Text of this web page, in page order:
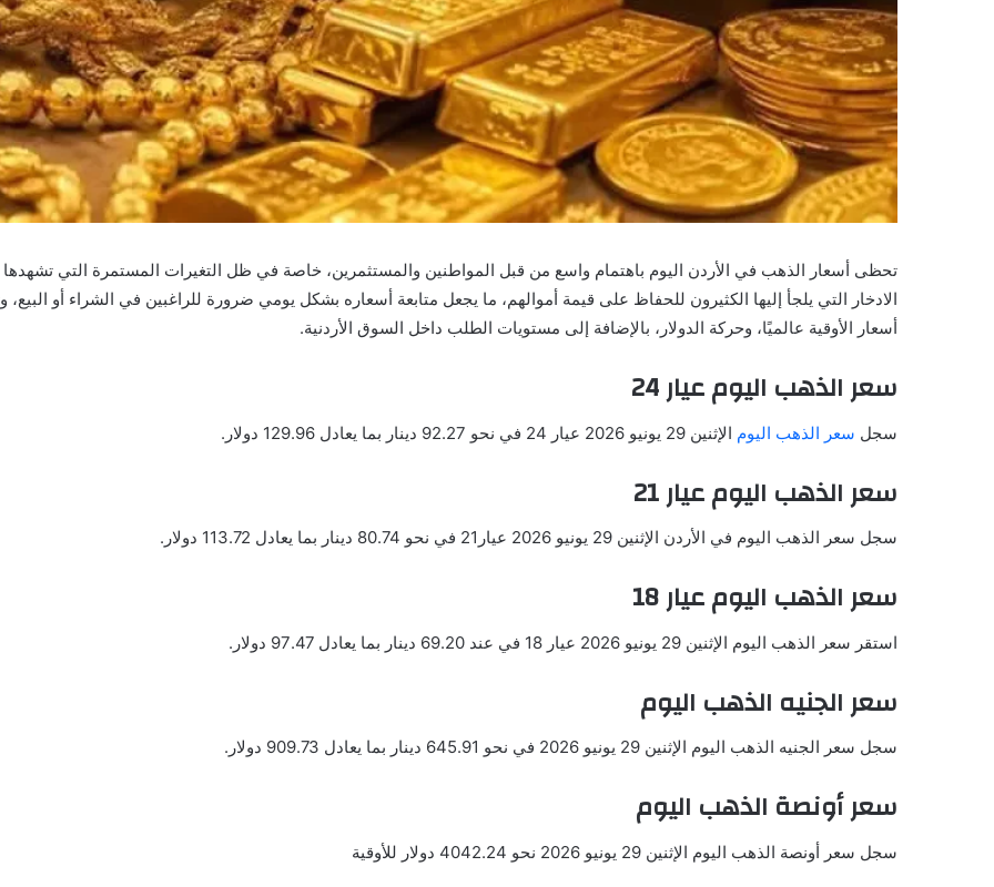
تحظى أسعار الذهب في الأردن اليوم باهتمام واسع من قبل المواطنين والمستثمرين، خاصة في ظل التغيرات المستمرة التي تشهدها
الادخار التي يلجأ إليها الكثيرون للحفاظ على قيمة أموالهم، ما يجعل متابعة أسعاره بشكل يومي ضرورة للراغبين في الشراء أو
أسعار الأوقية عالميًا، وحركة الدولار، بالإضافة إلى مستويات الطلب داخل السوق الأردنية.
سعر الذهب اليوم عيار 24
سجل سعر الذهب اليوم الإثنين 29 يونيو 2026 عيار 24 في نحو 92.27 دينار بما يعادل 129.96 دولار.
سعر الذهب اليوم عيار 21
سجل سعر الذهب اليوم في الأردن الإثنين 29 يونيو 2026 عيار21 في نحو 80.74 دينار بما يعادل 113.72 دولار.
سعر الذهب اليوم عيار 18
استقر سعر الذهب اليوم الإثنين 29 يونيو 2026 عيار 18 في عند 69.20 دينار بما يعادل 97.47 دولار.
سعر الجنيه الذهب اليوم
سجل سعر الجنيه الذهب اليوم الإثنين 29 يونيو 2026 في نحو 645.91 دينار بما يعادل 909.73 دولار.
سعر أونصة الذهب اليوم
سجل سعر أونصة الذهب اليوم الإثنين 29 يونيو 2026 نحو 4042.24 دولار للأوقية